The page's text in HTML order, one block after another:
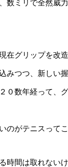
数ミリで全然威
在グリップを改造
みつつ、新しい
０数年経って、
のがテニスって
時間は取れない